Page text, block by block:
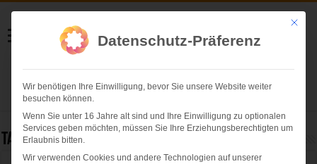
Helmut Swoboda
Fotografie
Herzlich willkommen
Tag Archives:
Mit
Datenschutz-Präferenz
Wir benötigen Ihre Einwilligung, bevor Sie unsere Website weiter
besuchen können.
Wenn Sie unter 16 Jahre alt sind und Ihre Einwilligung zu optionalen
Services geben möchten, müssen Sie Ihre Erziehungsberechtigten um
Erlaubnis bitten.
Wir verwenden Cookies und andere Technologien auf unserer